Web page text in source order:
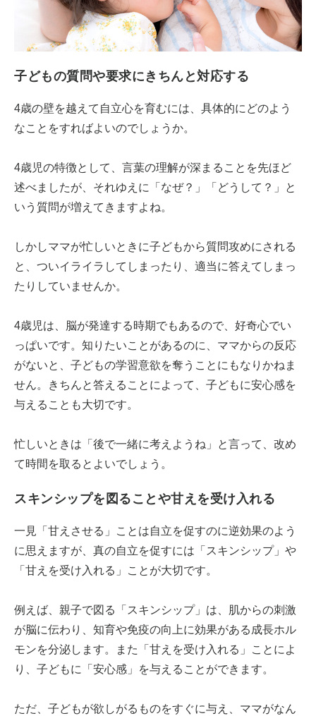
子どもの質問や要求にきちんと対応する
4歳の壁を越えて自立心を育むには、具体的にどのよう
なことをすればよいのでしょうか。
4歳児の特徴として、言葉の理解が深まることを先ほど
述べましたが、それゆえに「なぜ？」「どうして？」と
いう質問が増えてきますよね。
しかしママが忙しいときに子どもから質問攻めにされる
と、ついイライラしてしまったり、適当に答えてしまっ
たりしていませんか。
4歳児は、脳が発達する時期でもあるので、好奇心でい
っぱいです。知りたいことがあるのに、ママからの反応
がないと、子どもの学習意欲を奪うことにもなりかねま
せん。きちんと答えることによって、子どもに安心感を
与えることも大切です。
忙しいときは「後で一緒に考えようね」と言って、改め
て時間を取るとよいでしょう。
スキンシップを図ることや甘えを受け入れる
一見「甘えさせる」ことは自立を促すのに逆効果のよう
に思えますが、真の自立を促すには「スキンシップ」や
「甘えを受け入れる」ことが大切です。
例えば、親子で図る「スキンシップ」は、肌からの刺激
が脳に伝わり、知育や免疫の向上に効果がある成長ホル
モンを分泌します。また「甘えを受け入れる」ことによ
り、子どもに「安心感」を与えることができます。
ただ、子どもが欲しがるものをすぐに与え、ママがなん